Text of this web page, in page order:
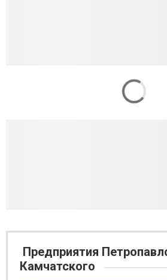
Предприятия
Камчатского